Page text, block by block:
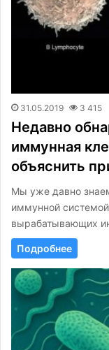
31.05.2019 3 415
Недавно
иммунная
объяснить
Мы уже давно
иммунной
вырабатывающих
Подробнее